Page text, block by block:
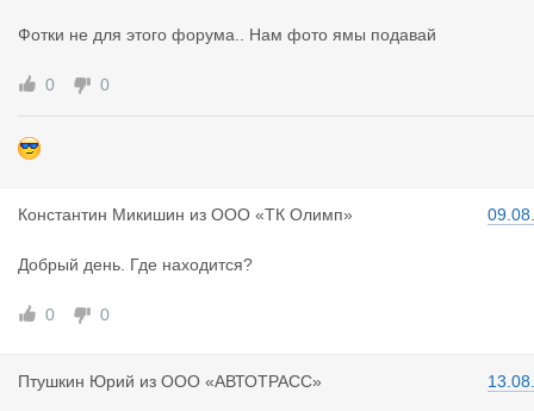
Фотки не для этого форума.. Нам фото ямы подавай
0 0
Константин Микишин из ООО «ТК Олимп»
Добрый день. Где находится?
0 0
Птушкин Юрий из ООО «АВТОТРАСС»